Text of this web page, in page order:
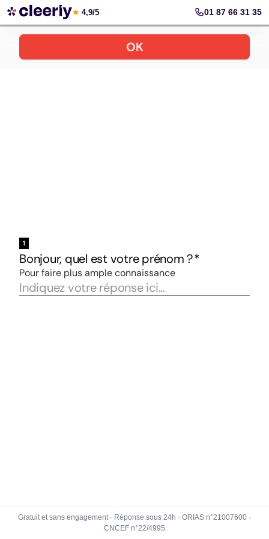
Votre simulation gratuite et personnalisée
★ 4,9/5 01 87 66 31 35
Gratuit et sans engagement · Réponse sous 24h · ORIAS n°21007600 ·
CNCEF n°22/4995